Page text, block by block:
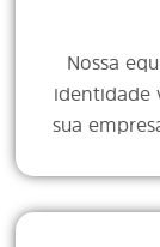
Nossa
identidade
sua